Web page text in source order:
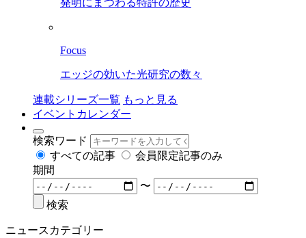
発明にまつわる特許の歴史
Focus
エッジの効いた光研究の数々
連載シリーズ一覧 もっと見る
イベントカレンダー
検索ワード
すべての記事
会員限定記事のみ
期間
〜
検索
ニュースカテゴリー